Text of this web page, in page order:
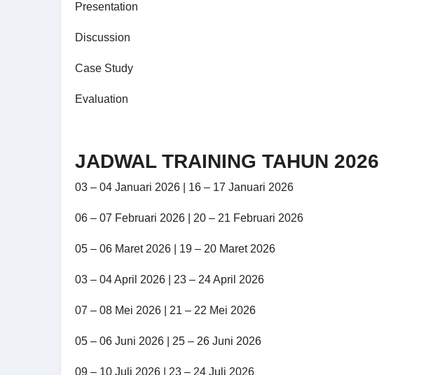
Presentation
Discussion
Case Study
Evaluation
JADWAL TRAINING TAHUN 2026
03 – 04 Januari 2026 | 16 – 17 Januari 2026
06 – 07 Februari 2026 | 20 – 21 Februari 2026
05 – 06 Maret 2026 | 19 – 20 Maret 2026
03 – 04 April 2026 | 23 – 24 April 2026
07 – 08 Mei 2026 | 21 – 22 Mei 2026
05 – 06 Juni 2026 | 25 – 26 Juni 2026
09 – 10 Juli 2026 | 23 – 24 Juli 2026